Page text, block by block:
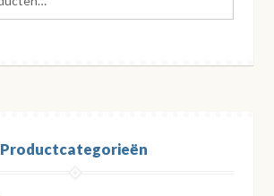
Productcategorieën